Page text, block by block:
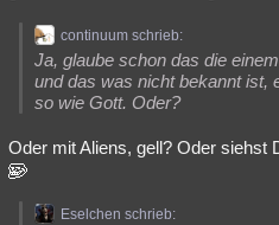
continuum schrieb:
Ja, glaube schon das die
und das was nicht bekannt ist,
so wie Gott. Oder?
Oder mit Aliens, gell? Oder siehst
Eselchen schrieb: